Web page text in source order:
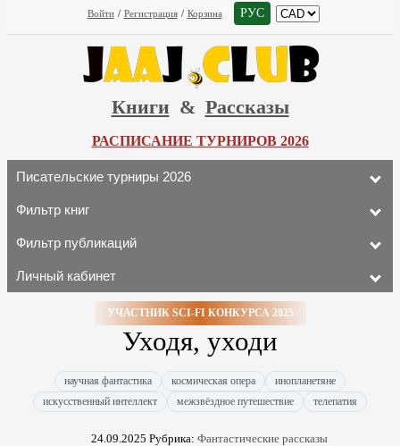
Войти / Регистрация / Корзина РУС
Книги & Рассказы
РАСПИСАНИЕ ТУРНИРОВ 2026
Писательские турниры 2026
Фильтр книг
Фильтр публикаций
Личный кабинет
УЧАСТНИК SCI-FI КОНКУРСА 2025
Уходя, уходи
научная фантастика космическая опера
инопланетяне
искусственный интеллект
межзвёздное путешествие телепатия
24.09.2025 Рубрика: Фантастические рассказы